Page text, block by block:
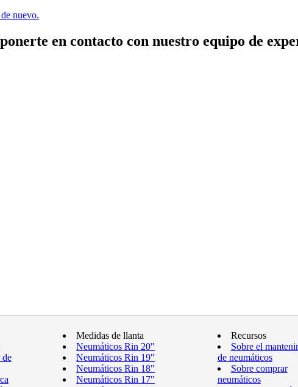
nuevo.
en contacto con nuestro equipo de
de
Medidas de llanta
Neumáticos Rin 20"
Neumáticos Rin 19"
Neumáticos Rin 18"
Neumáticos Rin 17"
Recursos
Sobre el
de neumáticos
Sobre comprar
neumáticos